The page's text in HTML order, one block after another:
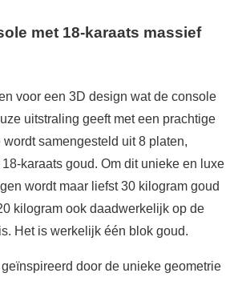
met 18-karaats massief
voor een 3D design wat de console
uitstraling geeft met een prachtige
samengesteld uit 8 platen,
karaats goud. Om dit unieke en luxe
wordt maar liefst 30 kilogram goud
kilogram ook daadwerkelijk op de
Het is werkelijk één blok goud.
door de unieke geometrie